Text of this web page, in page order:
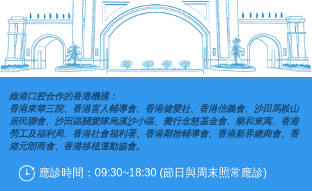
維港口腔合作的香港機構：
香港東華三院、香港盲人輔導會、香港健愛社、香港信義會、沙田馬鞍山
居民聯會、沙田區關愛隊烏溪沙小區、覺行念慈基金會、樂和東寓、香港
勞工及福利局、香港社會福利署、香港鄰捨輔導會、香港新界總商會、香
港元朗商會、香港移植運動協會。
應診時間：09:30~18:30 (節日與周末照常應診)